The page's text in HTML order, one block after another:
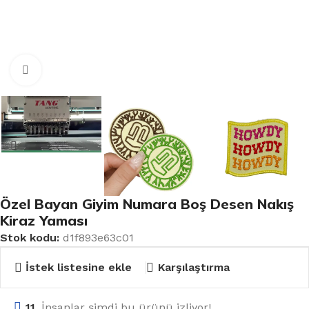
Özel Bayan Giyim Numara Boş Desen Nakış
Kiraz Yaması
Stok kodu: d1f893e63c01
İstek listesine ekle Karşılaştırma